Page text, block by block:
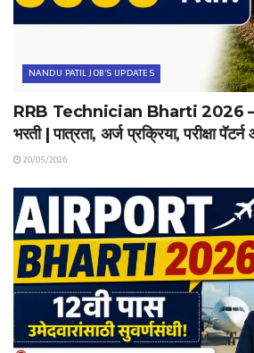
NANDU PATIL JOB'S UPDATES
RRB Technician Bharti 2026 –
भरती | पात्रता, अर्ज प्रक्रिया, परीक्षा पॅटर्न
20/05/2026